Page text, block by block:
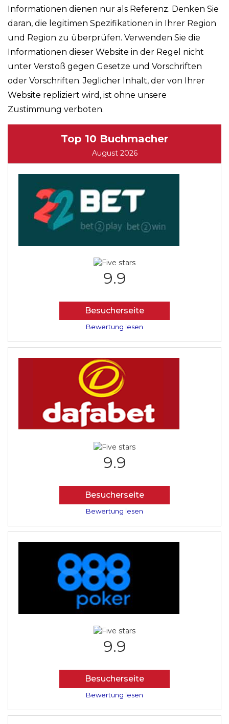
Informationen dienen nur als Referenz. Denken Sie
daran, die legitimen Spezifikationen in Ihrer Region
und Region zu überprüfen. Verwenden Sie die
Informationen dieser Website in der Regel nicht
unter Verstoß gegen Gesetze und Vorschriften
oder Vorschriften. Jeglicher Inhalt, der von Ihrer
Website repliziert wird, ist ohne unsere
Zustimmung verboten.
Top 10 Buchmacher
August 2026
9.9
Besucherseite
Bewertung lesen
9.9
Besucherseite
Bewertung lesen
9.9
Besucherseite
Bewertung lesen